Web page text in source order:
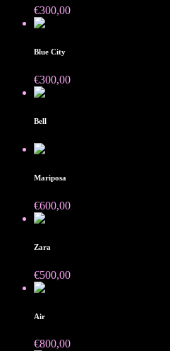
€300,00
Blue City
€300,00
Bell
Mariposa
€600,00
Zara
€500,00
Air
€800,00